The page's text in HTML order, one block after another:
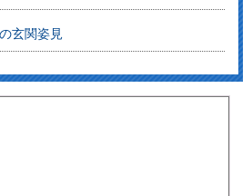
玄関姿見